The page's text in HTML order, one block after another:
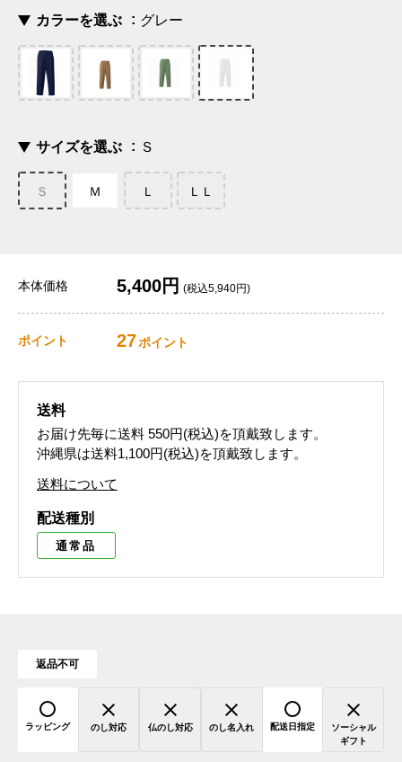
カラーを選ぶ グレー
サイズを選ぶ Ｓ
Ｓ Ｍ Ｌ ＬＬ
本体価格 5,400円 (税込5,940円)
ポイント 27ポイント
送料
お届け先毎に送料 550円(税込)を頂戴致します。
沖縄県は送料1,100円(税込)を頂戴致します。
送料について
配送種別
通常品
返品不可
ラッピング のし対応 仏のし対応 のし名入れ 配送日指定
ソーシャル
ギフト